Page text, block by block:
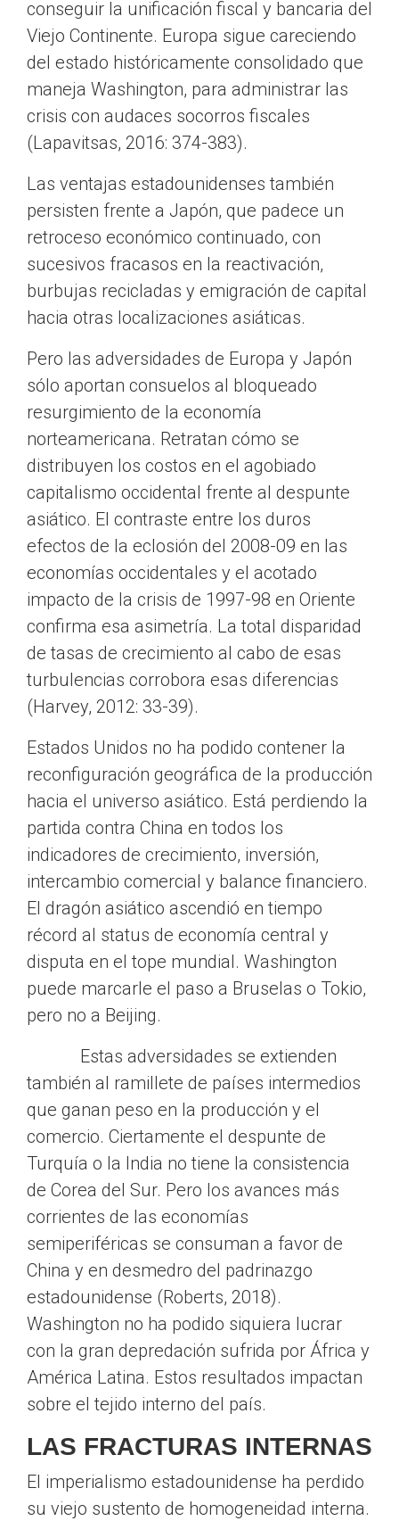
conseguir la unificación fiscal y bancaria del
Viejo Continente. Europa sigue careciendo
del estado históricamente consolidado que
maneja Washington, para administrar las
crisis con audaces socorros fiscales
(Lapavitsas, 2016: 374-383).
Las ventajas estadounidenses también
persisten frente a Japón, que padece un
retroceso económico continuado, con
sucesivos fracasos en la reactivación,
burbujas recicladas y emigración de capital
hacia otras localizaciones asiáticas.
Pero las adversidades de Europa y Japón
sólo aportan consuelos al bloqueado
resurgimiento de la economía
norteamericana. Retratan cómo se
distribuyen los costos en el agobiado
capitalismo occidental frente al despunte
asiático. El contraste entre los duros
efectos de la eclosión del 2008-09 en las
economías occidentales y el acotado
impacto de la crisis de 1997-98 en Oriente
confirma esa asimetría. La total disparidad
de tasas de crecimiento al cabo de esas
turbulencias corrobora esas diferencias
(Harvey, 2012: 33-39).
Estados Unidos no ha podido contener la
reconfiguración geográfica de la producción
hacia el universo asiático. Está perdiendo la
partida contra China en todos los
indicadores de crecimiento, inversión,
intercambio comercial y balance financiero.
El dragón asiático ascendió en tiempo
récord al status de economía central y
disputa en el tope mundial. Washington
puede marcarle el paso a Bruselas o Tokio,
pero no a Beijing.
Estas adversidades se extienden
también al ramillete de países intermedios
que ganan peso en la producción y el
comercio. Ciertamente el despunte de
Turquía o la India no tiene la consistencia
de Corea del Sur. Pero los avances más
corrientes de las economías
semiperiféricas se consuman a favor de
China y en desmedro del padrinazgo
estadounidense (Roberts, 2018).
Washington no ha podido siquiera lucrar
con la gran depredación sufrida por África y
América Latina. Estos resultados impactan
sobre el tejido interno del país.
LAS FRACTURAS INTERNAS
El imperialismo estadounidense ha perdido
su viejo sustento de homogeneidad interna.